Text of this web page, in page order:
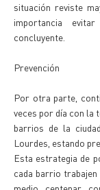
situación reviste
importancia
concluyente.
Prevención
Por otra parte,
veces por día con la
barrios de la
Lourdes, estando
Esta estrategia de
cada barrio